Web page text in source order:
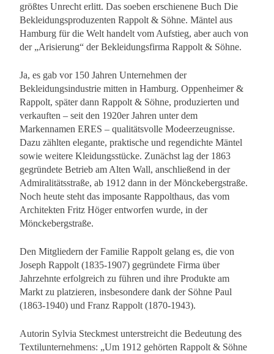
größtes Unrecht erlitt. Das soeben erschienene Buch Die
Bekleidungsproduzenten Rappolt & Söhne. Mäntel aus
Hamburg für die Welt handelt vom Aufstieg, aber auch von
der „Arisierung“ der Bekleidungsfirma Rappolt & Söhne.
Ja, es gab vor 150 Jahren Unternehmen der
Bekleidungsindustrie mitten in Hamburg. Oppenheimer &
Rappolt, später dann Rappolt & Söhne, produzierten und
verkauften – seit den 1920er Jahren unter dem
Markennamen ERES – qualitätsvolle Modeerzeugnisse.
Dazu zählten elegante, praktische und regendichte Mäntel
sowie weitere Kleidungsstücke. Zunächst lag der 1863
gegründete Betrieb am Alten Wall, anschließend in der
Admiralitätsstraße, ab 1912 dann in der Mönckebergstraße.
Noch heute steht das imposante Rappolthaus, das vom
Architekten Fritz Höger entworfen wurde, in der
Mönckebergstraße.
Den Mitgliedern der Familie Rappolt gelang es, die von
Joseph Rappolt (1835-1907) gegründete Firma über
Jahrzehnte erfolgreich zu führen und ihre Produkte am
Markt zu platzieren, insbesondere dank der Söhne Paul
(1863-1940) und Franz Rappolt (1870-1943).
Autorin Sylvia Steckmest unterstreicht die Bedeutung des
Textilunternehmens: „Um 1912 gehörten Rappolt & Söhne